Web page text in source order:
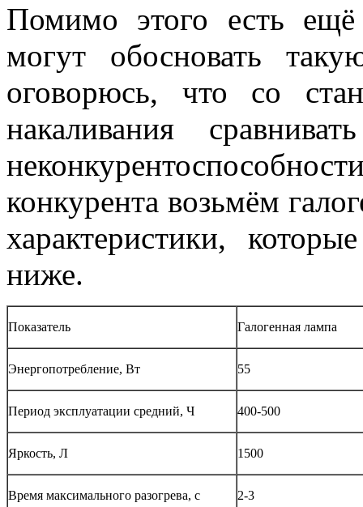
Помимо этого есть
могут обосновать
оговорюсь, что со
накаливания
конкурента возьмём
характеристики,
ниже.
Показатель Галогенная лампа
Энергопотребление, Вт 55
Период эксплуатации средний, Ч 400-500
Яркость, Л 1500
Время максимального разогрева, с 2-3